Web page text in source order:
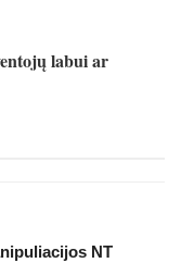
labui ar
NT